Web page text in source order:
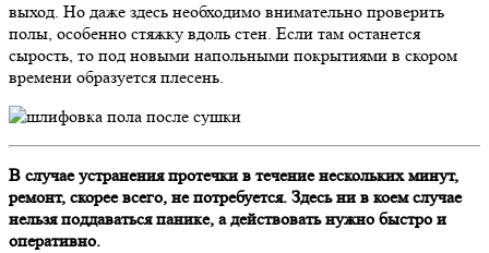
выход. Но даже здесь необходимо внимательно проверить
полы, особенно стяжку вдоль стен. Если там останется
сырость, то под новыми напольными покрытиями в скором
времени образуется плесень.
В случае устранения протечки в течение нескольких минут,
ремонт, скорее всего, не потребуется. Здесь ни в коем случае
нельзя поддаваться панике, а действовать нужно быстро и
оперативно.